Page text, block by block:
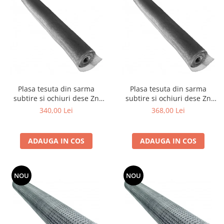
Produse decorative
Produse pentru constructii
Aparate pneumatice
Pistoale de vopsit
Scule si accesorii pneumatice
Scule electrice
Aparate de sudura
Aeroterme si tunuri de caldura
Capsatoare electrice
Ciocane demolatoare
Ciocane rotopercutoare
Ciocane electro-pneumatice
Plasa tesuta din sarma
subtire si ochiuri dese Zn
1x12 m - 2.1x2.1x0.46 mm
340,00 Lei
ADAUGA IN COS
Plasa tesuta din sarma
subtire si ochiuri dese Zn
1x12 m - 2.5x2.5x0.56 mm
368,00 Lei
ADAUGA IN COS
NOU NOU